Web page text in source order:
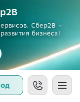
Сбер2В –
бизнеса!